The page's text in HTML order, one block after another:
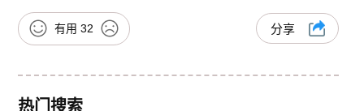
有用 32 分享
热门搜索